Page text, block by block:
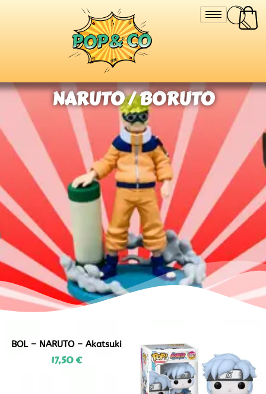
NARUTO / BORUTO
BOL – NARUTO – Akatsuki
17,50€